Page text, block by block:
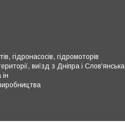
гідронасосів, гідромоторів
виїзд з Дніпра і Слов'янська